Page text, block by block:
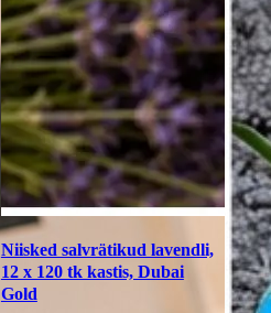
Niisked salvrätikud lavendli,
12 x 120 tk kastis, Dubai
Gold